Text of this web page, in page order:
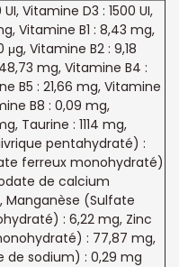
Vitamine D3 : 1500 UI,
Vitamine B1 : 8,43 mg,
μg, Vitamine B2 : 9,18
mg, Vitamine B4 :
B5 : 21,66 mg, Vitamine
B8 : 0,09 mg,
Taurine : 1114 mg,
pentahydraté) :
ferreux monohydraté)
de calcium
Manganèse (Sulfate
: 6,22 mg, Zinc
: 77,87 mg,
de sodium) : 0,29 mg